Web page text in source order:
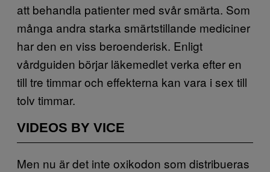
att behandla patienter med svår smärta. Som
många andra starka smärtstillande mediciner
har den en viss beroenderisk. Enligt
vårdguiden börjar läkemedlet verka efter en
till tre timmar och effekterna kan vara i sex till
tolv timmar.
VIDEOS BY VICE
Men nu är det inte oxikodon som distribueras